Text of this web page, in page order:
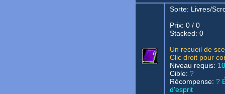
Sorte: Livres/
Prix: 0 / 0
Stacked: 0
Un recueil de
Clic droit pour
Niveau requis:
Cible: ?
Récompense: ?
d'esprit